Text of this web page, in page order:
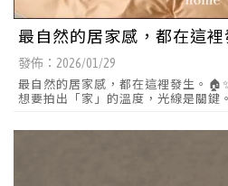
最自然的居家感，都在這
北屯區會議場地租借
發佈：2026/01/29
最自然的居家感，都在這裡發生。
想要拍出「家」的溫度，光線是關鍵。